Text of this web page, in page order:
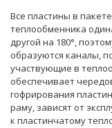
Все пластины в пакете
теплообменника
другой на 180°,
образуются каналы,
участвующие в
обеспечивает
гофрирования
раму, зависят от
к пластинчатому